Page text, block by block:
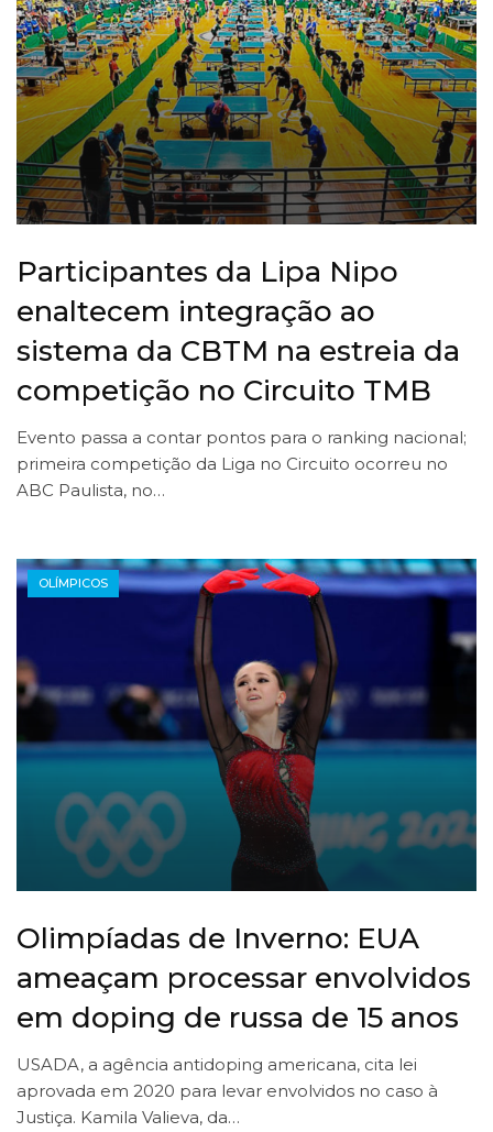
Participantes da Lipa Nipo
enaltecem integração ao
sistema da CBTM na estreia da
competição no Circuito TMB
Evento passa a contar pontos para o ranking nacional;
primeira competição da Liga no Circuito ocorreu no
ABC Paulista, no…
OLÍMPICOS
Olimpíadas de Inverno: EUA
ameaçam processar envolvidos
em doping de russa de 15 anos
USADA, a agência antidoping americana, cita lei
aprovada em 2020 para levar envolvidos no caso à
Justiça. Kamila Valieva, da…